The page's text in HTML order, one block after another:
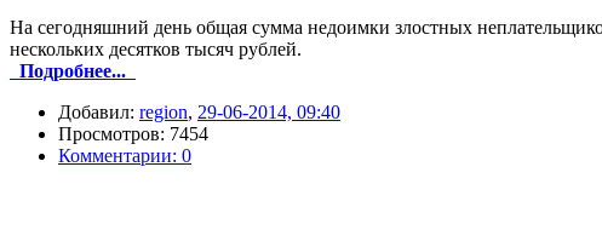
На сегодняшний день общая сумма недоимки злостных
нескольких десятков тысяч рублей.
Подробнее...
Добавил: region, 29-06-2014, 09:40
Просмотров: 7454
Комментарии: 0